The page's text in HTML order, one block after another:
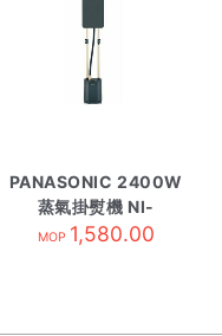
PANASONIC 2400W
蒸氣掛熨機 NI-
GWG090
MOP 1,580.00